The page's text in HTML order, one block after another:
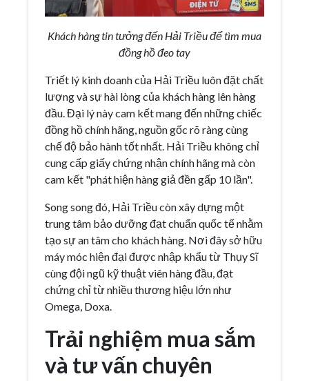
Khách hàng tin tưởng đến Hải Triều để tìm mua
đồng hồ đeo tay
Triết lý kinh doanh của Hải Triều luôn đặt chất
lượng và sự hài lòng của khách hàng lên hàng
đầu. Đại lý này cam kết mang đến những chiếc
đồng hồ chính hãng, nguồn gốc rõ ràng cùng
chế độ bảo hành tốt nhất. Hải Triều không chỉ
cung cấp giấy chứng nhận chính hãng mà còn
cam kết "phát hiện hàng giả đền gấp 10 lần".
Song song đó, Hải Triều còn xây dựng một
trung tâm bảo dưỡng đạt chuẩn quốc tế nhằm
tạo sự an tâm cho khách hàng. Nơi đây sở hữu
máy móc hiện đại được nhập khẩu từ Thụy Sĩ
cùng đội ngũ kỹ thuật viên hàng đầu, đạt
chứng chỉ từ nhiều thương hiệu lớn như
Omega, Doxa.
Trải nghiệm mua sắm
và tư vấn chuyên